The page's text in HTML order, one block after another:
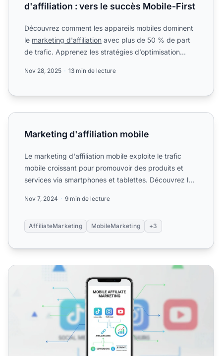
d'affiliation : vers le succès Mobile-First
Découvrez comment les appareils mobiles dominent
le marketing d'affiliation avec plus de 50 % de part
de trafic. Apprenez les stratégies d’optimisation
Nov 28, 2025 13 min de lecture
Marketing d'affiliation mobile
Marketing d'affiliation mobile
Le marketing d'affiliation mobile exploite le trafic
mobile croissant pour promouvoir des produits et
services via smartphones et tablettes. Découvrez les
Nov 7, 2024 9 min de lecture
AffiliateMarketing MobileMarketing +3
Puis-je vraiment faire du marketing d'affiliation